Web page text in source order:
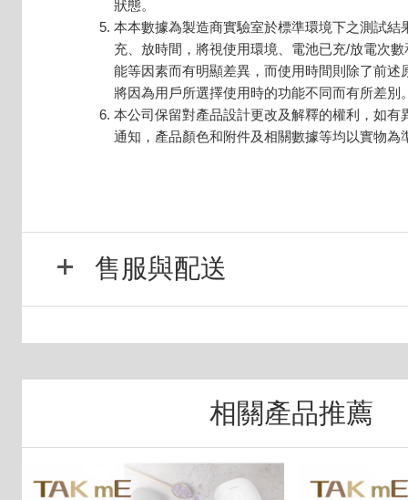
狀態。
本本數據為製造商實驗室於標準環境下之測試結
充、放時間，將視使用環境、電池已充/放電次
能等因素而有明顯差異，而使用時間則除了前述
將因為用戶所選擇使用時的功能不同而有所差別
本公司保留對產品設計更改及解釋的權利，如有
通知，產品顏色和附件及相關數據等均以實物為
售服與配送
相關產品推薦